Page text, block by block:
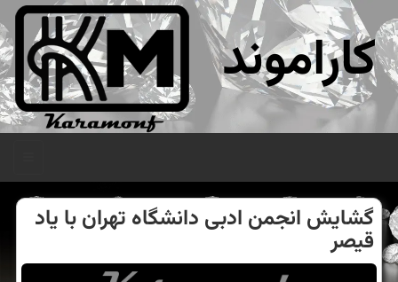
کاراموند
گشایش انجمن ادبی دانشگاه تهران با یاد
قیصر